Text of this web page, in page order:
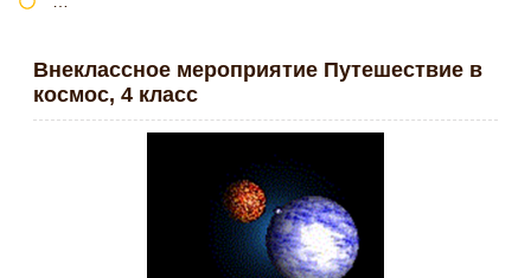
Внеклассное мероприятие Путешествие в
космос, 4 класс